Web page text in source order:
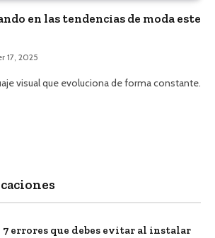
en las tendencias de moda este
17, 2025
visual que evoluciona de forma constante.
7 errores que debes evitar al instalar